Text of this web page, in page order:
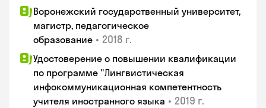
Воронежский государственный университет,
магистр, педагогическое
образование • 2018 г.
Удостоверение о повышении квалификации
по программе "Лингвистическая
инфокоммуникационная компетентность
учителя иностранного языка • 2019 г.